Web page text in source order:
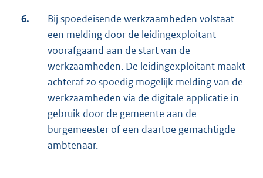
6.
Bij spoedeisende werkzaamheden volstaat
een melding door de leidingexploitant
voorafgaand aan de start van de
werkzaamheden. De leidingexploitant maakt
achteraf zo spoedig mogelijk melding van de
werkzaamheden via de digitale applicatie in
gebruik door de gemeente aan de
burgemeester of een daartoe gemachtigde
ambtenaar.